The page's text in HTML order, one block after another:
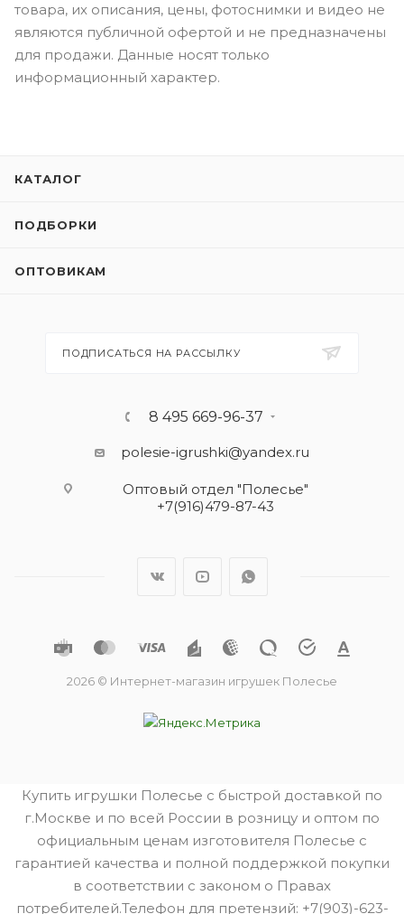
товара, их описания, цены, фотоснимки и видео не
являются публичной офертой и не предназначены
для продажи. Данные носят только
информационный характер.
КАТАЛОГ
ПОДБОРКИ
ОПТОВИКАМ
ПОДПИСАТЬСЯ НА РАССЫЛКУ
8 495 669-96-37
polesie-igrushki@yandex.ru
Оптовый отдел "Полесье"
+7(916)479-87-43
2026 © Интернет-магазин игрушек Полесье
Купить игрушки Полесье с быстрой доставкой по
г.Москве и по всей России в розницу и оптом по
официальным ценам изготовителя Полесье с
гарантией качества и полной поддержкой покупки
в соответствии с законом о Правах
потребителей.Телефон для претензий: +7(903)-623-